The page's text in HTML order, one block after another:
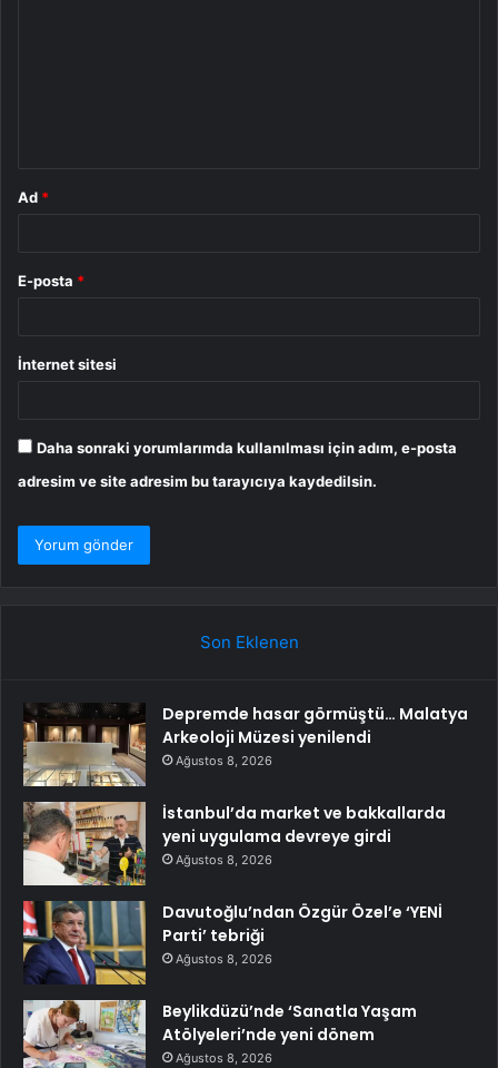
Ad *
E-posta *
İnternet sitesi
Daha sonraki yorumlarımda kullanılması için adım, e-posta
adresim ve site adresim bu tarayıcıya kaydedilsin.
Son Eklenen
Depremde hasar görmüştü… Malatya
Arkeoloji Müzesi yenilendi
Ağustos 8, 2026
İstanbul’da market ve bakkallarda
yeni uygulama devreye girdi
Ağustos 8, 2026
Davutoğlu’ndan Özgür Özel’e ‘YENİ
Parti’ tebriği
Ağustos 8, 2026
Beylikdüzü’nde ‘Sanatla Yaşam
Atölyeleri’nde yeni dönem
Ağustos 8, 2026